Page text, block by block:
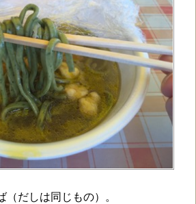
（だしは同じもの）。